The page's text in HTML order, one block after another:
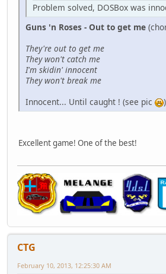
Problem solved, DOSBox was
Guns 'n Roses - Out to get me
They're out to get me
They won't catch me
I'm skidin' innocent
They won't break me
Innocent... Until caught ! (see pic
)
Excellent game! One of the best!
CTG
February 10, 2013, 12:25:30 AM